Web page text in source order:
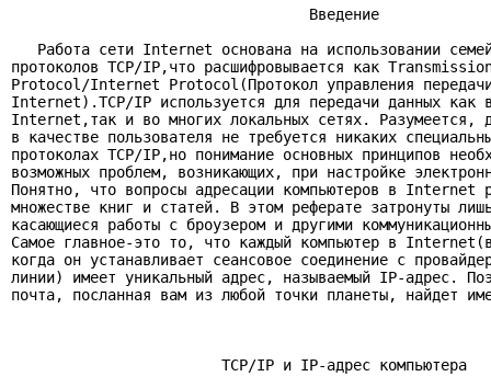
                                  Введение
Работа сети Internet основана на использовании
протоколов TCP/IP,что расшифровывается как
Protocol/Internet Protocol(Протокол управления
Internet).TCP/IP используется для передачи данных как
Internet,так и во многих локальных сетях.
в качестве пользователя не требуется никаких
протоколах TCP/IP,но понимание основных принципов
возможных проблем, возникающих, при настройке
Понятно, что вопросы адресации компьютеров в Internet
множестве книг и статей. В этом реферате затронуты
касающиеся работы с броузером и другими
Самое главное-это то, что каждый компьютер в
когда он устанавливает сеансовое соединение с
линии) имеет уникальный адрес, называемый IP-адрес.
почта, посланная вам из любой точки планеты, найдет
                        TCP/IP и IP-адрес компьютера